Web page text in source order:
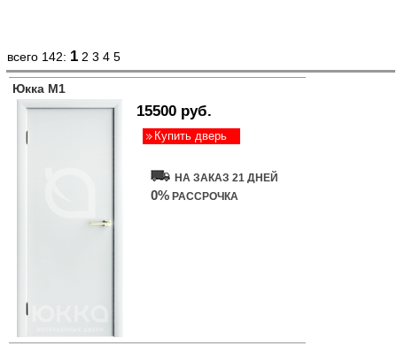
всего 142: 1 2 3 4 5
Юкка М1
15500 руб.
Купить дверь
НА ЗАКАЗ 21 ДНЕЙ
0% РАССРОЧКА